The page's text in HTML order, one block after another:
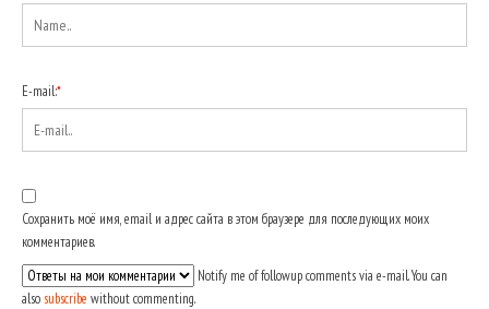
E-mail:*
Сохранить моё имя, email и адрес сайта в этом браузере для последующих моих
комментариев.
Notify me of followup comments via e-mail. You can
also subscribe without commenting.